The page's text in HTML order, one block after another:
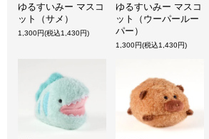
ゆるすいみー マスコ
ット（サメ）
1,300円(税込1,430円)
ゆるすいみー マスコ
ット（ウーパールー
パー）
1,300円(税込1,430円)